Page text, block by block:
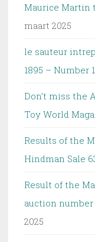
Maurice Martin
maart 2025
le sauteur
1895 – Number
Don’t miss the
Toy World
Results of the
Hindman Sale
Result of the
auction number
2025